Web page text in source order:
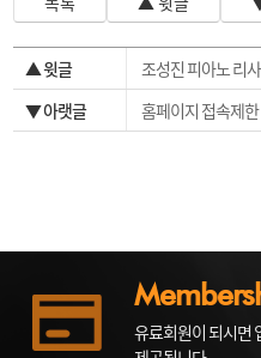
▲ 윗글
조성진 피아노 리
▼ 아랫글
홈페이지 접속제
유료회원이 되시면